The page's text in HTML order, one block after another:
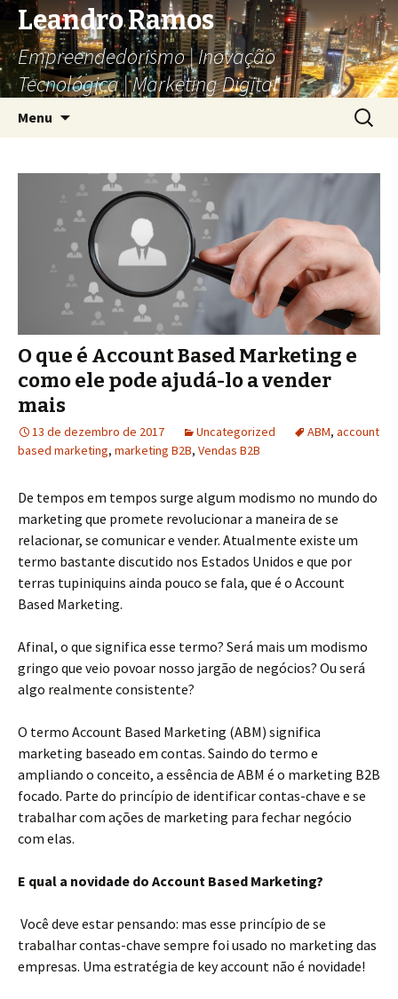
Leandro Ramos
Empreendedorismo | Inovação
Tecnológica | Marketing Digital
Menu
conteúdo
por:
O que é Account Based Marketing e
como ele pode ajudá-lo a vender
mais
13 de dezembro de 2017 Uncategorized ABM, account
based marketing, marketing B2B, Vendas B2B
De tempos em tempos surge algum modismo no mundo do
marketing que promete revolucionar a maneira de se
relacionar, se comunicar e vender. Atualmente existe um
termo bastante discutido nos Estados Unidos e que por
terras tupiniquins ainda pouco se fala, que é o Account
Based Marketing.
Afinal, o que significa esse termo? Será mais um modismo
gringo que veio povoar nosso jargão de negócios? Ou será
algo realmente consistente?
O termo Account Based Marketing (ABM) significa
marketing baseado em contas. Saindo do termo e
ampliando o conceito, a essência de ABM é o marketing B2B
focado. Parte do princípio de identificar contas-chave e se
trabalhar com ações de marketing para fechar negócio
com elas.
E qual a novidade do Account Based Marketing?
Você deve estar pensando: mas esse princípio de se
trabalhar contas-chave sempre foi usado no marketing das
empresas. Uma estratégia de key account não é novidade!